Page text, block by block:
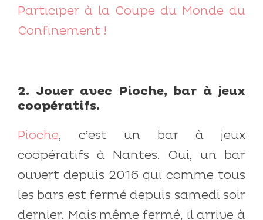
Participer à la Coupe du Monde du
Confinement !
2. Jouer avec Pioche, bar à jeux
coopératifs.
Pioche, c’est un bar à jeux
coopératifs à Nantes. Oui, un bar
ouvert depuis 2016 qui comme tous
les bars est fermé depuis samedi soir
dernier. Mais même fermé, il arrive à